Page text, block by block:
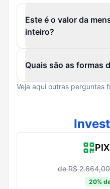
Este é o valor da
inteiro?
Quais são as formas
Veja aqui outras perguntas
de R$2.664,00
20%